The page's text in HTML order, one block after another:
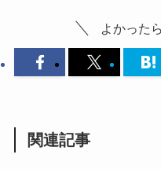
よかった
関連記事